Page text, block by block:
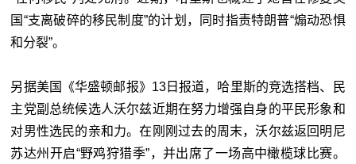
国“支离破碎的移民制度”的计划，同时指责特朗普“煽动恐惧
和分裂”。
另据美国《华盛顿邮报》13日报道，哈里斯的竞选搭档、民
主党副总统候选人沃尔兹近期在努力增强自身的平民形象和
对男性选民的亲和力。在刚刚过去的周末，沃尔兹返回明尼
苏达州开启“野鸡狩猎季”，并出席了一场高中橄榄球比赛。